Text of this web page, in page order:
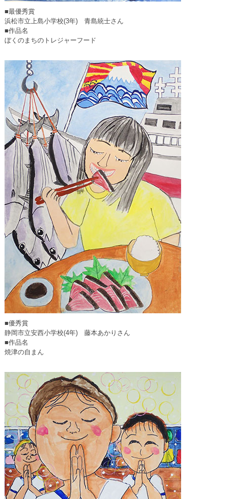
■最優秀賞
浜松市立上島小学校(3年) 青島統士さん
■作品名
ぼくのまちのトレジャーフード
■優秀賞
静岡市立安西小学校(4年) 藤本あかりさん
■作品名
焼津の自まん